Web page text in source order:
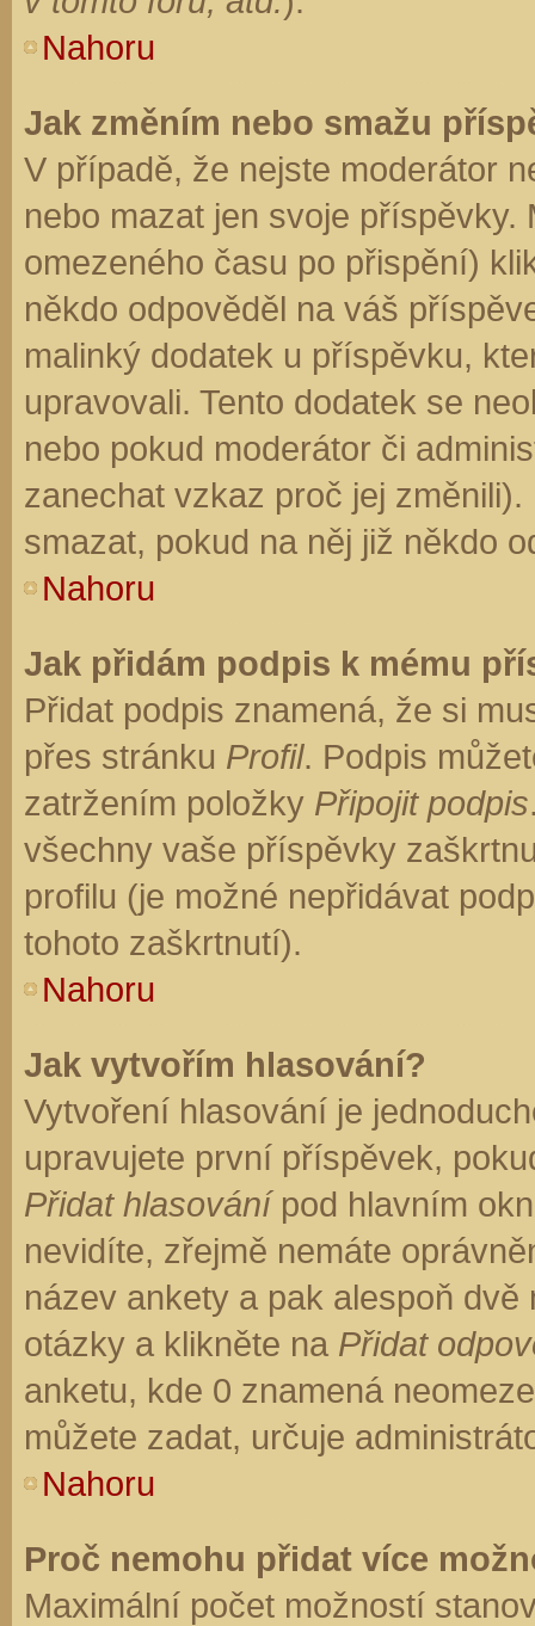
Nahoru
Jak změním nebo smažu
V případě, že nejste moderátor
nebo mazat jen svoje
omezeného času po přispění)
někdo odpověděl na váš
malinký dodatek u příspěvku,
upravovali. Tento dodatek se
nebo pokud moderátor či
zanechat vzkaz proč jej
smazat, pokud na něj již někdo
Nahoru
Jak přidám podpis k mému
Přidat podpis znamená, že si
přes stránku Profil. Podpis
zatržením položky Připojit podpis
všechny vaše příspěvky
profilu (je možné nepřidávat
tohoto zaškrtnutí).
Nahoru
Jak vytvořím hlasování?
Vytvoření hlasování je
upravujete první příspěvek,
Přidat hlasovánípod hlavním
nevidíte, zřejmě nemáte
název ankety a pak alespoň
otázky a klikněte na Přidat
anketu, kde 0 znamená
můžete zadat, určuje
Nahoru
Proč nemohu přidat více
Maximální počet možností